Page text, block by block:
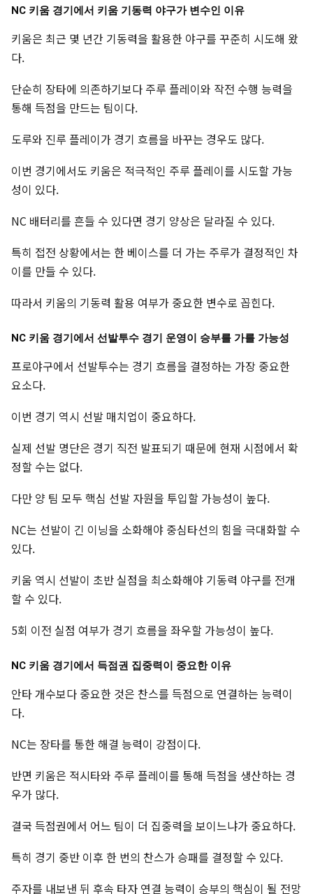
NC 키움 경기에서 키움 기동력 야구가 변수인 이유
키움은 최근 몇 년간 기동력을 활용한 야구를 꾸준히 시도해 왔
다.
단순히 장타에 의존하기보다 주루 플레이와 작전 수행 능력을
통해 득점을 만드는 팀이다.
도루와 진루 플레이가 경기 흐름을 바꾸는 경우도 많다.
이번 경기에서도 키움은 적극적인 주루 플레이를 시도할 가능
성이 있다.
NC 배터리를 흔들 수 있다면 경기 양상은 달라질 수 있다.
특히 접전 상황에서는 한 베이스를 더 가는 주루가 결정적인 차
이를 만들 수 있다.
따라서 키움의 기동력 활용 여부가 중요한 변수로 꼽힌다.
NC 키움 경기에서 선발투수 경기 운영이 승부를 가를 가능성
프로야구에서 선발투수는 경기 흐름을 결정하는 가장 중요한
요소다.
이번 경기 역시 선발 매치업이 중요하다.
실제 선발 명단은 경기 직전 발표되기 때문에 현재 시점에서 확
정할 수는 없다.
다만 양 팀 모두 핵심 선발 자원을 투입할 가능성이 높다.
NC는 선발이 긴 이닝을 소화해야 중심타선의 힘을 극대화할 수
있다.
키움 역시 선발이 초반 실점을 최소화해야 기동력 야구를 전개
할 수 있다.
5회 이전 실점 여부가 경기 흐름을 좌우할 가능성이 높다.
NC 키움 경기에서 득점권 집중력이 중요한 이유
안타 개수보다 중요한 것은 찬스를 득점으로 연결하는 능력이
다.
NC는 장타를 통한 해결 능력이 강점이다.
반면 키움은 적시타와 주루 플레이를 통해 득점을 생산하는 경
우가 많다.
결국 득점권에서 어느 팀이 더 집중력을 보이느냐가 중요하다.
특히 경기 중반 이후 한 번의 찬스가 승패를 결정할 수 있다.
주자를 내보낸 뒤 후속 타자 연결 능력이 승부의 핵심이 될 전망